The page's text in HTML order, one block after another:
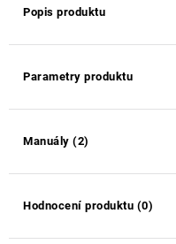
Popis produktu
Parametry produktu
Manuály (2)
Hodnocení produktu (0)